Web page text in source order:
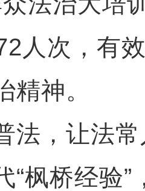
人次，有
精神。
，让法常
“枫桥经验”